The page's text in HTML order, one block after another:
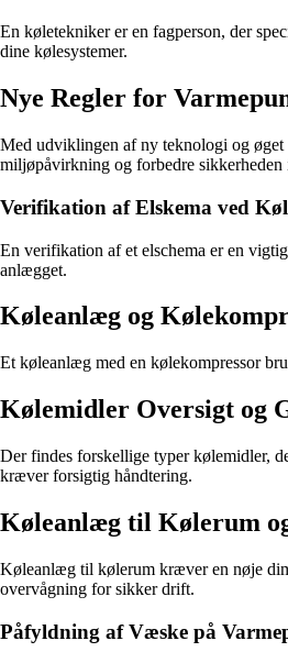
En køletekniker er en fagperson, der
dine kølesystemer.
Nye Regler for
Med udviklingen af ny teknologi og øget
miljøpåvirkning og forbedre
Verifikation af Elskema ved
En verifikation af et elschema er en
anlægget.
Køleanlæg og
Et køleanlæg med en kølekompressor
Kølemidler Oversigt og
Der findes forskellige typer kølemidler,
kræver forsigtig håndtering.
Køleanlæg til Kølerum
Køleanlæg til kølerum kræver en nøje
overvågning for sikker drift.
Påfyldning af Væske på